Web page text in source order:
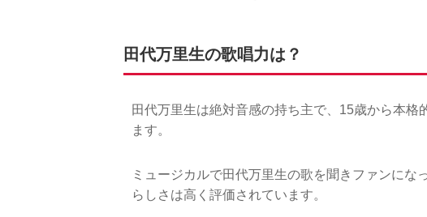
田代万里生の歌唱力は？
田代万里生は絶対音感の持ち主で、15歳から本
ます。
ミュージカルで田代万里生の歌を聞きファンに
らしさは高く評価されています。